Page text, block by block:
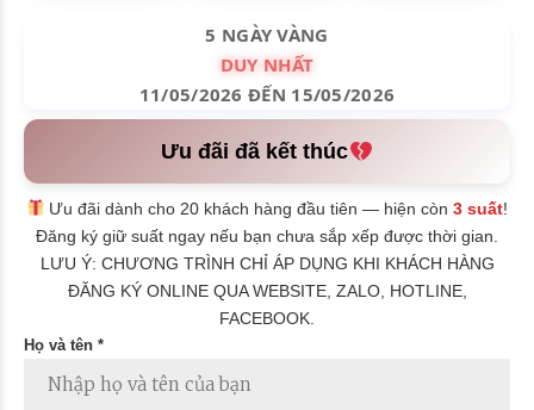
5 NGÀY VÀNG
DUY NHẤT
11/05/2026 ĐẾN 15/05/2026
Ưu đãi đã kết thúc
Ưu đãi dành cho 20 khách hàng đầu tiên — hiện còn3 suất!
Đăng ký giữ suất ngay nếu bạn chưa sắp xếp được thời gian.
LƯU Ý: CHƯƠNG TRÌNH CHỈ ÁP DỤNG KHI KHÁCH HÀNG
ĐĂNG KÝ ONLINE QUA WEBSITE, ZALO, HOTLINE,
FACEBOOK.
Họ và tên *